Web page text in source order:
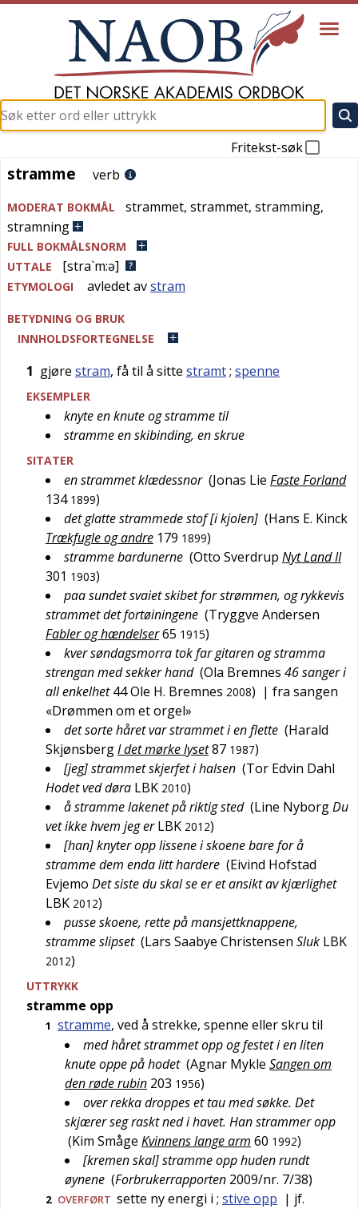
Fritekst-søk
stramme
stramme verb
MODERAT BOKMÅL strammet, strammet, stramming,
stramning
FULL BOKMÅLSNORM
UTTALE
[stra`m:ə]
ETYMOLOGI avledet avstram
BETYDNING OG BRUK
INNHOLDSFORTEGNELSE
1 gjøre stram, få til å sitte stramt; spenne
EKSEMPLER
knyte en knute og stramme til
stramme en skibinding, en skrue
SITATER
en strammet klædessnor (Jonas Lie Faste Forland
134 1899)
det glatte strammede stof [i kjolen] (Hans E. Kinck
Trækfugle og andre 179 1899)
stramme bardunerne (Otto Sverdrup Nyt Land II
301 1903)
paa sundet svaiet skibet for strømmen, og rykkevis
strammet det fortøiningene (Tryggve Andersen
Fabler og hændelser65 1915)
kver søndagsmorra tok far gitaren og stramma
strengan med sekker hand (Ola Bremnes 46 sanger i
all enkelhet 44Ole H. Bremnes 2008) | fra sangen
«Drømmen om et orgel»
det sorte håret var strammet i en flette (Harald
SkjønsbergI det mørke lyset87 1987)
[jeg] strammet skjerfet i halsen (Tor Edvin Dahl
Hodet ved døra LBK 2010)
å stramme lakenet på riktig sted (Line NyborgDu
vet ikke hvem jeg er LBK 2012)
[han] knyter opp lissene i skoene bare for å
stramme dem enda litt hardere (Eivind Hofstad
Evjemo Det siste du skal se er et ansikt av kjærlighet
LBK 2012)
pusse skoene, rette på mansjettknappene,
stramme slipset (Lars Saabye Christensen Sluk LBK
2012)
UTTRYKK
stramme opp
1 stramme, ved å strekke, spenne eller skru til
med håret strammet opp og festet i en liten
knute oppe på hodet (Agnar Mykle Sangen om
den røde rubin 203 1956)
over rekka droppes et tau med søkke. Det
skjærer seg raskt ned i havet. Han strammer opp
(Kim Småge Kvinnens lange arm 60 1992)
[kremen skal] stramme opp huden rundt
øynene (Forbrukerrapporten 2009/nr. 7/38)
2 OVERFØRT sette ny energi i ; stive opp | jf.